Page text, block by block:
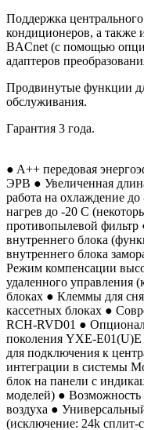
Поддержка
кондиционеров, а также
BACnet (с помощью
адаптеров
Продвинутые функции
обслуживания.
Гарантия 3 года.
● A++ передовая
ЭРВ ● Увеличенная
работа на охлаждение
нагрев до -20 С
противопылевой
внутреннего блока
внутреннего блока
Режим компенсации
удаленного управления
блоках ● Клеммы для
кассетных блоках ●
RCH-RVD01 ●
поколения YXE-
для подключения к
интеграции в системы
блок на панели с
моделей) ● Возможность
воздуха ●
(исключение: 24k сплит-